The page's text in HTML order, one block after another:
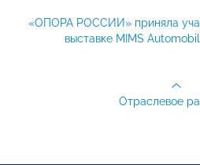
«ОПОРА РОССИИ» приняла
выставке MIMS
Отраслевое